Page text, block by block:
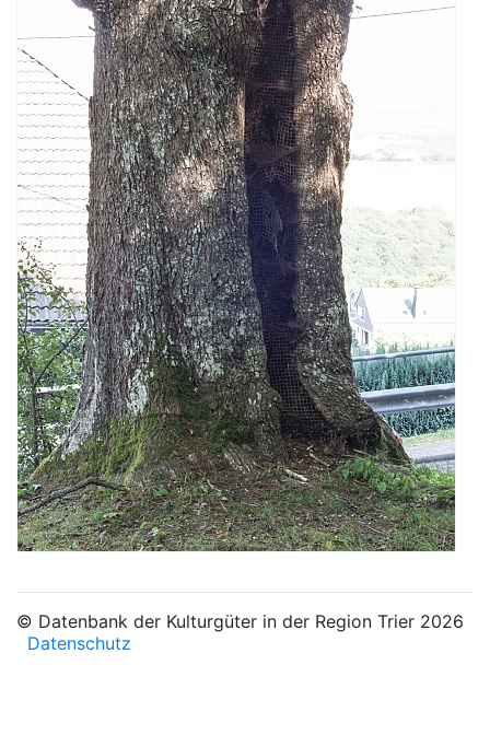
© Datenbank der Kulturgüter in der Region Trier 2026
Datenschutz